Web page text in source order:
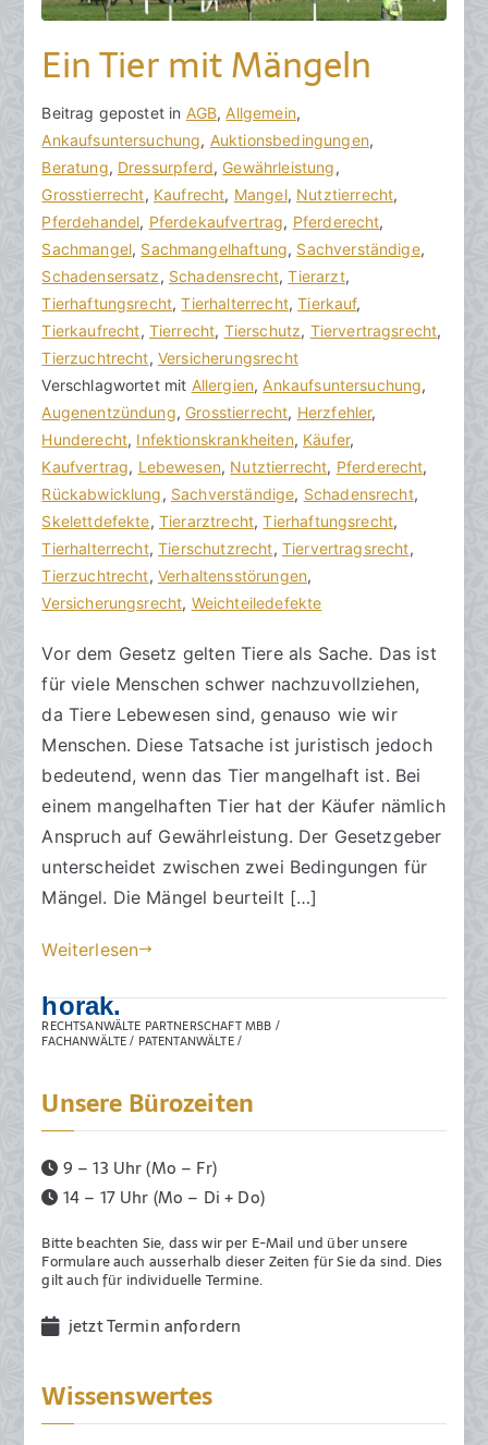
Ein Tier mit Mängeln
V
o
n
h
o
r
a
k
R
e
c
h
t
s
a
n
w
ä
l
e
B
e
i
t
r
a
g
v
e
r
ö
f
f
e
n
t
l
i
c
t
a
m
7
.
i
2
0
4
Beitrag gepostet in AGB, Allgemein,
Ankaufsuntersuchung, Auktionsbedingungen,
Beratung, Dressurpferd, Gewährleistung,
Grosstierrecht, Kaufrecht, Mangel, Nutztierrecht,
Pferdehandel, Pferdekaufvertrag, Pferderecht,
Sachmangel, Sachmangelhaftung, Sachverständige,
Schadensersatz, Schadensrecht,Tierarzt,
Tierhaftungsrecht,Tierhalterrecht,Tierkauf,
Tierkaufrecht, Tierrecht, Tierschutz, Tiervertragsrecht,
Tierzuchtrecht, Versicherungsrecht
Verschlagwortet mit Allergien, Ankaufsuntersuchung,
Augenentzündung, Grosstierrecht, Herzfehler,
Hunderecht, Infektionskrankheiten, Käufer,
Kaufvertrag, Lebewesen, Nutztierrecht, Pferderecht,
Rückabwicklung, Sachverständige, Schadensrecht,
Skelettdefekte, Tierarztrecht,Tierhaftungsrecht,
Tierhalterrecht,Tierschutzrecht, Tiervertragsrecht,
Tierzuchtrecht, Verhaltensstörungen,
Versicherungsrecht, Weichteiledefekte
K
e
i
n
e
K
o
m
m
e
n
t
a
r
e
zu
Ein
Tier
mit
Vor dem Gesetz gelten Tiere als Sache. Das ist
für viele Menschen schwer nachzuvollziehen,
da Tiere Lebewesen sind, genauso wie wir
Menschen. Diese Tatsache ist juristisch jedoch
bedeutend, wenn das Tier mangelhaft ist. Bei
einem mangelhaften Tier hat der Käufer nämlich
Anspruch auf Gewährleistung. Der Gesetzgeber
unterscheidet zwischen zwei Bedingungen für
Mängel. Die Mängel beurteilt […]
Weiterlesen
horak.
RECHTSANWÄLTE PARTNERSCHAFT MBB /
FACHANWÄLTE / PATENTANWÄLTE /
Unsere Bürozeiten
9 – 13 Uhr (Mo – Fr)
14 – 17 Uhr (Mo – Di + Do)
Bitte beachten Sie, dass wir per E-Mail und über unsere
Formulare auch ausserhalb dieser Zeiten für Sie da sind. Dies
gilt auch für individuelle Termine.
jetzt Termin anfordern
Wissenswertes